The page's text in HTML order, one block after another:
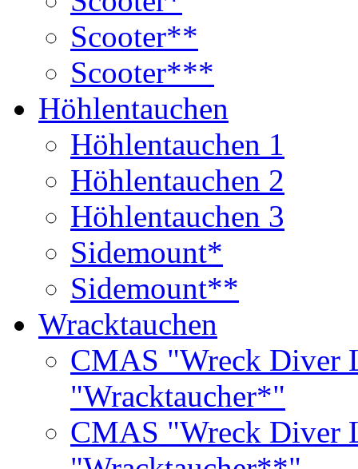
Scooter**
Scooter***
Höhlentauchen
Höhlentauchen 1
Höhlentauchen 2
Höhlentauchen 3
Sidemount*
Sidemount**
Wracktauchen
CMAS "Wreck Diver
"Wracktaucher*"
CMAS "Wreck Diver